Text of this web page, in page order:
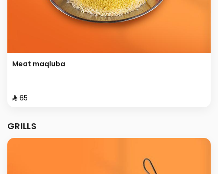
Meat maqluba
⁨⁦‪‬ 65⁩
GRILLS